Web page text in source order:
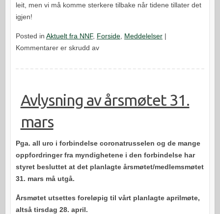
leit, men vi må komme sterkere tilbake når tidene tillater det
igjen!
Posted in Aktuelt fra NNF, Forside, Meddelelser |
Kommentarer er skrudd avfor
desember
er
Avlysning av årsmøtet 31.
mars
Pga. all uro i forbindelse coronatrusselen og de mange
oppfordringer fra myndighetene i den forbindelse har
styret besluttet at det planlagte årsmøtet/medlemsmøtet
31. mars må utgå.
Årsmøtet utsettes foreløpig til vårt planlagte aprilmøte,
altså tirsdag 28. april.